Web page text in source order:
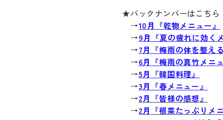
★バックナンバーはこちら
→10月『乾物メニュー』
→9月『夏の疲れに効く
→7月『梅雨の体を整え
→6月『梅雨の真竹メニュ
→5月『韓国料理』
→3月『春メニュー』
→2月『皆様の感想』
→2月『根菜たっぷりメ